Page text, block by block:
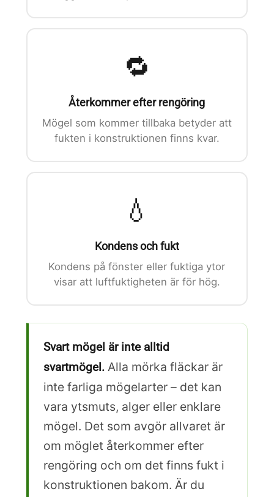
🔁
Återkommer efter rengöring
Mögel som kommer tillbaka betyder att
fukten i konstruktionen finns kvar.
💧
Kondens och fukt
Kondens på fönster eller fuktiga ytor
visar att luftfuktigheten är för hög.
Svart mögel är inte alltid
svartmögel.Alla mörka fläckar är
inte farliga mögelarter – det kan
vara ytsmuts, alger eller enklare
mögel. Det som avgör allvaret är
om möglet återkommer efter
rengöring och om det finns fukt i
konstruktionen bakom. Är du